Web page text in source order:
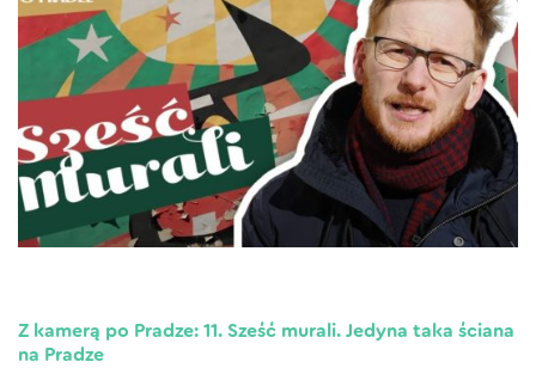
Z kamerą po Pradze: 11. Sześć murali. Jedyna taka ściana
na Pradze